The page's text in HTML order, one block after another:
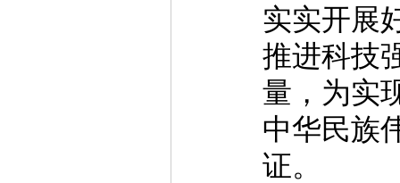
实实开展
推进科技
量，为实
中华民族
证。